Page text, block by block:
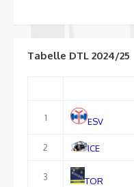
Tabelle DTL 2024/25
1 ESV
2 ICE
3 TOR